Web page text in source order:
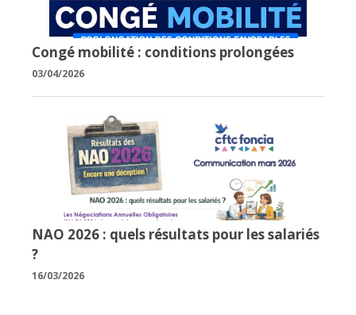
Congé mobilité : conditions prolongées
03/04/2026
NAO 2026 : quels résultats pour les salariés
?
16/03/2026